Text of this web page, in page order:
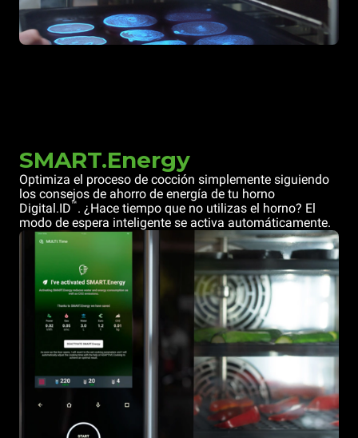
SMART.Energy
Optimiza el proceso de cocción simplemente siguiendo
los consejos de ahorro de energía de tu horno
Digital.ID™. ¿Hace tiempo que no utilizas el horno? El
modo de espera inteligente se activa automáticamente.